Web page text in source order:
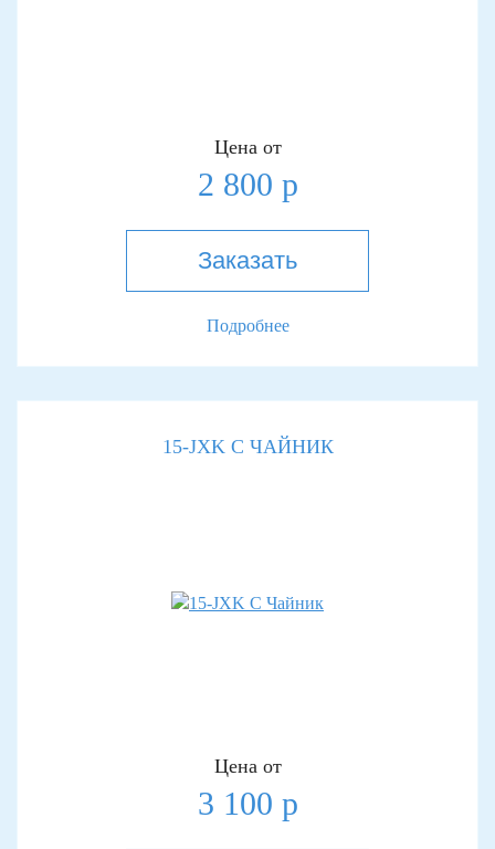
Цена от
2 800 р
Заказать
Подробнее
15-JXK С ЧАЙНИК
Цена от
3 100 р